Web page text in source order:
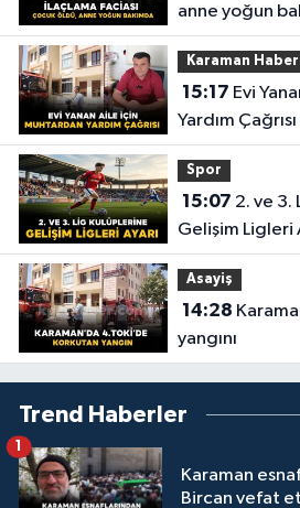
anne yoğun
Karaman
15:17
Yardım Çağrısı
Spor
15:07
Gelişim Ligleri
Asayiş
14:28
yangını
Trend Haberler
Karaman
Bircan vefat
1